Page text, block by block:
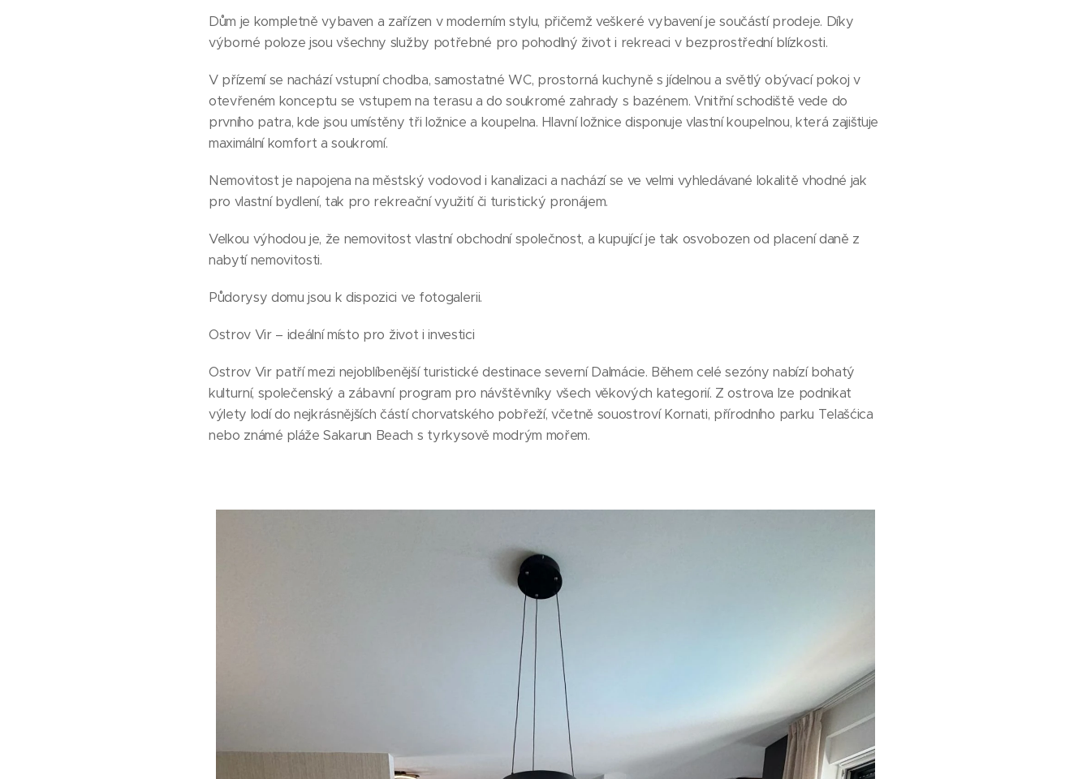
Dům je kompletně vybaven a zařízen v moderním stylu, přičemž veškeré vybavení je součástí prodeje. Díky
výborné poloze jsou všechny služby potřebné pro pohodlný život i rekreaci v bezprostřední blízkosti.
V přízemí se nachází vstupní chodba, samostatné WC, prostorná kuchyně s jídelnou a světlý obývací pokoj v
otevřeném konceptu se vstupem na terasu a do soukromé zahrady s bazénem. Vnitřní schodiště vede do
prvního patra, kde jsou umístěny tři ložnice a koupelna. Hlavní ložnice disponuje vlastní koupelnou, která zajišťuje
maximální komfort a soukromí.
Nemovitost je napojena na městský vodovod i kanalizaci a nachází se ve velmi vyhledávané lokalitě vhodné jak
pro vlastní bydlení, tak pro rekreační využití či turistický pronájem.
Velkou výhodou je, že nemovitost vlastní obchodní společnost, a kupující je tak osvobozen od placení daně z
nabytí nemovitosti.
Půdorysy domu jsou k dispozici ve fotogalerii.
Ostrov Vir – ideální místo pro život i investici
Ostrov Vir patří mezi nejoblíbenější turistické destinace severní Dalmácie. Během celé sezóny nabízí bohatý
kulturní, společenský a zábavní program pro návštěvníky všech věkových kategorií. Z ostrova lze podnikat
výlety lodí do nejkrásnějších částí chorvatského pobřeží, včetně souostroví Kornati, přírodního parku Telašćica
nebo známé pláže Sakarun Beach s tyrkysově modrým mořem.